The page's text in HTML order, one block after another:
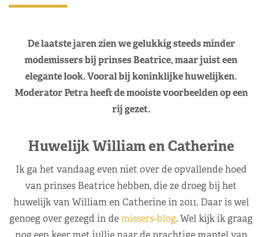
De laatste jaren zien we gelukkig steeds minder
modemissers bij prinses Beatrice, maar juist een
elegante look. Vooral bij koninklijke huwelijken.
Moderator Petra heeft de mooiste voorbeelden op een
rij gezet.
Huwelijk William en Catherine
Ik ga het vandaag even niet over de opvallende hoed
van prinses Beatrice hebben, die ze droeg bij het
huwelijk van William en Catherine in 2011. Daar is wel
genoeg over gezegd in demissers-blog. Wel kijk ik graag